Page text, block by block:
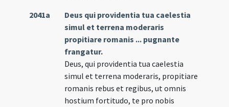
2041a
Deus qui providentia tua caelestia
simul et terrena moderaris
propitiare romanis ... pugnante
frangatur.
Deus, qui providentia tua caelestia
simul et terrena moderaris, propitiare
romanis rebus et regibus, ut omnis
hostium fortitudo, te pro nobis